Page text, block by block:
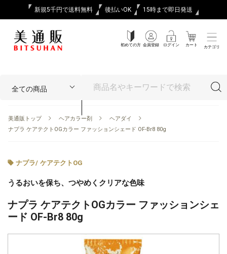
新規5千円で送料無料 後払いOK 15時まで即日発送
初めての方 会員登録 ログイン カート カテゴリ
美通販トップ ヘアカラー剤
ヘアダイ
ナプラ ケアテクトOGカラー ファッションシェード OF-Br8 80g
ナプラ/ ケアテクトOG
うるおいを保ち、つやめくクリアな色味
ナプラ ケアテクトOGカラー ファッションシェ
ード OF-Br8 80g